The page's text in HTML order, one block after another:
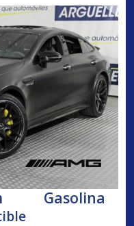
Gasolina